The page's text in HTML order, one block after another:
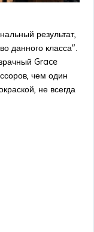
результат,
данного класса".
Grace
чем один
не всегда